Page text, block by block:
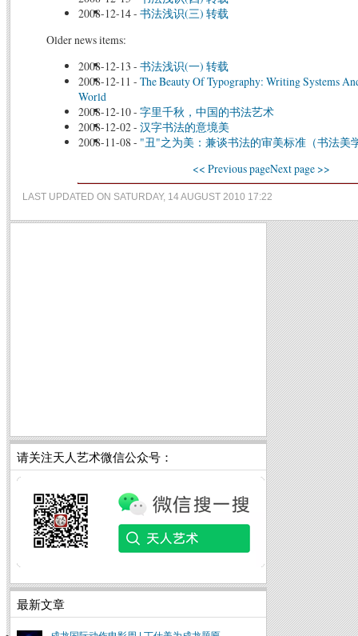
2008-12-14- 书法浅识(三) 转载
Older news items:
2008-12-13 - 书法浅识(一) 转载
2008-12-11 - The Beauty Of Typography: Writing Systems
World
2008-12-10- 字里千秋，中国的书法艺术
2008-12-02- 汉字书法的意境美
2008-11-08 - "丑"之为美：兼谈书法的审美标准（书法美
<< Previous pageNext page >>
LAST UPDATED ON SATURDAY, 14 AUGUST 2010 17:22
请关注天人艺术微信公众号：
最新文章